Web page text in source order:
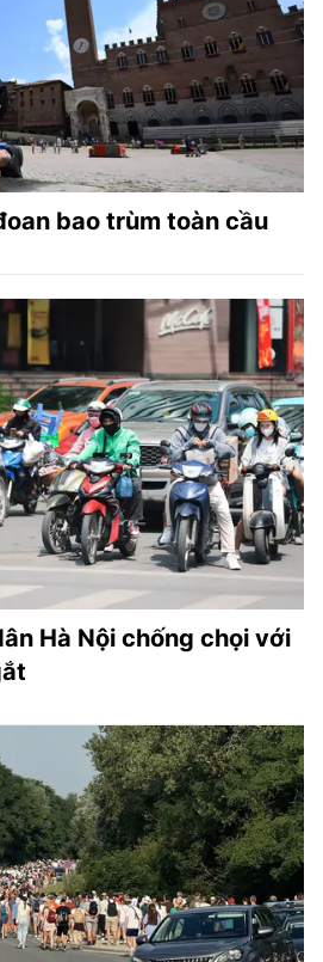
bao trùm toàn cầu
Hà Nội chống chọi với